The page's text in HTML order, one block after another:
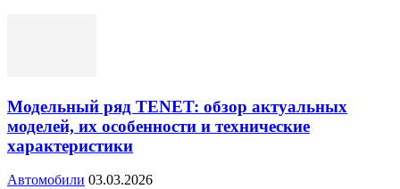
Модельный ряд TENET: обзор актуальных
моделей, их особенности и технические
характеристики
Автомобили 03.03.2026